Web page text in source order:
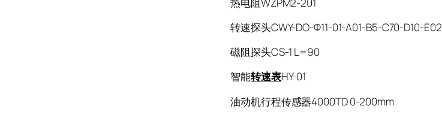
转速探头CWY-DO-Φ11-01-A01-B5-C70-D10-E02
磁阻探头CS-1 L=90
智能转速表HY-01
油动机行程传感器4000TD 0-200mm